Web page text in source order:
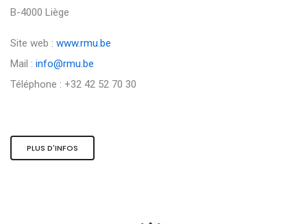
B-4000 Liège
Site web : www.rmu.be
Mail : info@rmu.be
Téléphone : +32 42 52 70 30
PLUS D'INFOS